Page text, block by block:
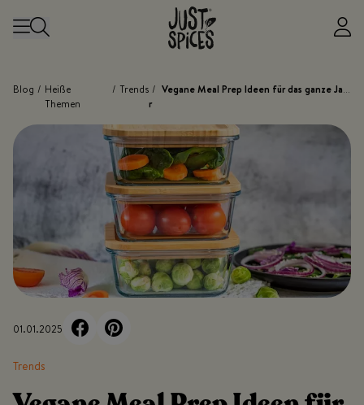
Blog / Heiße
Themen
/ Trends / Vegane Meal Prep Ideen für das ganze Jah
r
01.01.2025
Trends